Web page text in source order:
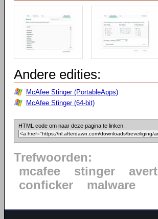
Andere edities:
McAfee Stinger (PortableApps)
McAfee Stinger (64-bit)
HTML code om naar deze pagina te linken:
Trefwoorden:
mcafee
stinger avert
conficker
malware